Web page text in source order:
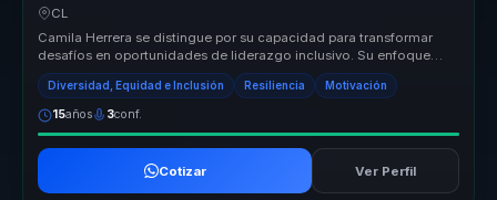
CL
Camila Herrera se distingue por su capacidad para transformar
desafíos en oportunidades de liderazgo inclusivo. Su enfoque
único combina ...
Diversidad, Equidad e Inclusión Resiliencia Motivación
15años 3conf.
Cotizar Ver Perfil